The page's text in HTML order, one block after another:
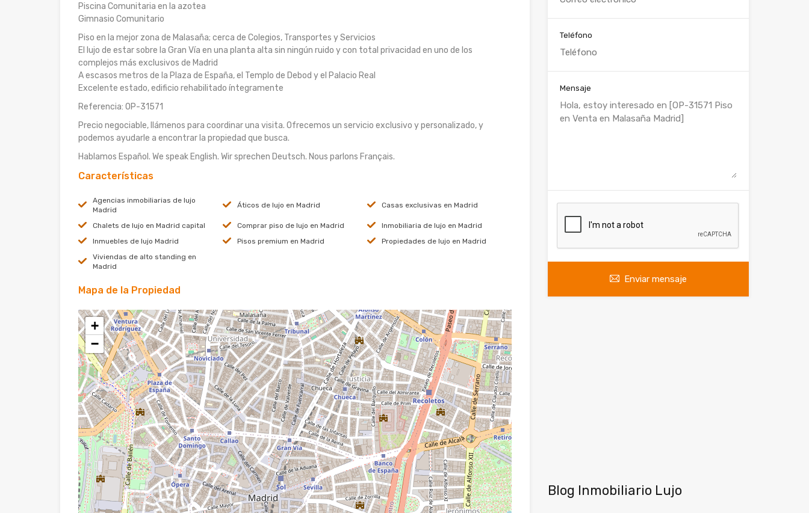
Piscina Comunitaria en la azotea
Gimnasio Comunitario
Piso en la mejor zona de Malasaña; cerca de Colegios, Transportes y Servicios
El lujo de estar sobre la Gran Vía en una planta alta sin ningún ruido y con total privacidad en uno de los
complejos más exclusivos de Madrid
A escasos metros de la Plaza de España, el Templo de Debod y el Palacio Real
Excelente estado, edificio rehabilitado íntegramente
Referencia: OP-31571
Precio negociable, llámenos para coordinar una visita. Ofrecemos un servicio exclusivo y personalizado, y
podemos ayudarle a encontrar la propiedad que busca.
Hablamos Español. We speak English. Wir sprechen Deutsch. Nous parlons Français.
Características
Agencias inmobiliarias de lujo
Madrid
Áticos de lujo en Madrid Casas exclusivas en Madrid
Chalets de lujo en Madrid capital Comprar piso de lujo en Madrid
Inmobiliaria de lujo en Madrid
Inmuebles de lujo Madrid
Pisos premium en Madrid
Propiedades de lujo en Madrid
Viviendas de alto standing en
Madrid
Mapa de la Propiedad
+
−
Teléfono
Mensaje
Enviar mensaje
Blog Inmobiliario Lujo